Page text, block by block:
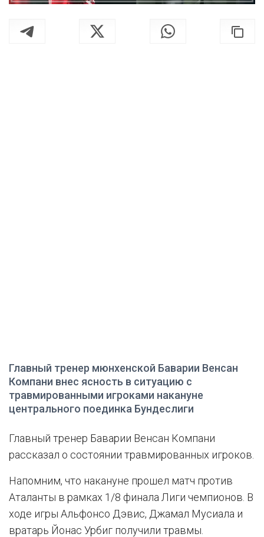
Главный тренер мюнхенской Баварии Венсан
Компани внес ясность в ситуацию с
травмированными игроками накануне
центрального поединка Бундеслиги
Главный тренер Баварии Венсан Компани
рассказал о состоянии травмированных игроков.
Напомним, что накануне прошел матч против
Аталанты в рамках 1/8 финала Лиги чемпионов. В
ходе игры Альфонсо Дэвис, Джамал Мусиала и
вратарь Йонас Урбиг получили травмы.